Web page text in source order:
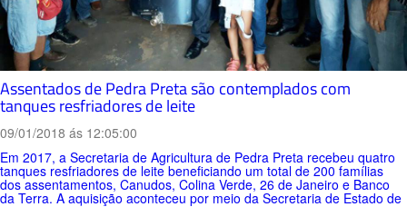
Assentados de Pedra Preta são contemplados com
tanques resfriadores de leite
09/01/2018 ás 12:05:00
Em 2017, a Secretaria de Agricultura de Pedra Preta recebeu quatro
tanques resfriadores de leite beneficiando um total de 200 famílias
dos assentamentos, Canudos, Colina Verde, 26 de Janeiro e Banco
da Terra. A aquisição aconteceu por meio da Secretaria de Estado de